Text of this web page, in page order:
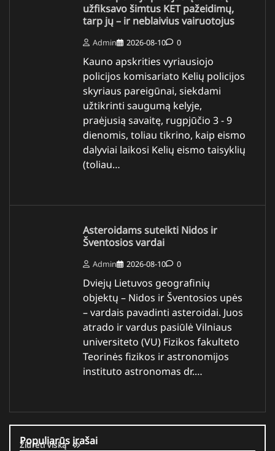
užfiksavo šimtus KET pažeidimų,
tarp jų – ir neblaivius vairuotojus
Admin 2026-08-10 0
Kauno apskrities vyriausiojo
policijos komisariato Kelių policijos
skyriaus pareigūnai, siekdami
užtikrinti saugumą kelyje,
praėjusią savaitę, rugpjūčio 3 - 9
dienomis, toliau tikrino, kaip eismo
dalyviai laikosi Kelių eismo taisyklių
(toliau…
Asteroidams suteikti Nidos ir
Šventosios vardai
Admin 2026-08-10 0
Dviejų Lietuvos geografinių
objektų – Nidos ir Šventosios upės
– vardais pavadinti asteroidai. Juos
atrado ir vardus pasiūlė Vilniaus
universiteto (VU) Fizikos fakulteto
Teorinės fizikos ir astronomijos
instituto astronomas dr.…
Populiarūs įrašai
Žiūrėti viską